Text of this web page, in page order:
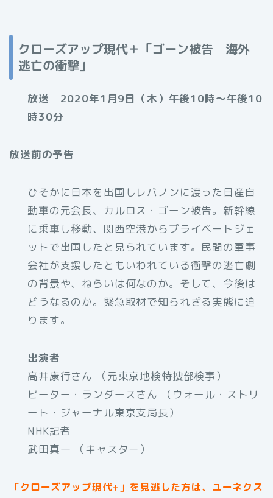
クローズアップ現代＋「ゴーン被告 海外
逃亡の衝撃」
放送 2020年1月9日（木）午後10時～午後10
時30分
放送前の予告
ひそかに日本を出国しレバノンに渡った日産自
動車の元会長、カルロス・ゴーン被告。新幹線
に乗車し移動、関西空港からプライベートジェ
ットで出国したと見られています。民間の軍事
会社が支援したともいわれている衝撃の逃亡劇
の背景や、ねらいは何なのか。そして、今後は
どうなるのか。緊急取材で知られざる実態に迫
ります。
出演者
髙井康行さん （元東京地検特捜部検事）
ピーター・ランダースさん （ウォール・ストリ
ート・ジャーナル東京支局長）
NHK記者
武田真一 （キャスター）
「クローズアップ現代+」を見逃した方は、ユーネクス